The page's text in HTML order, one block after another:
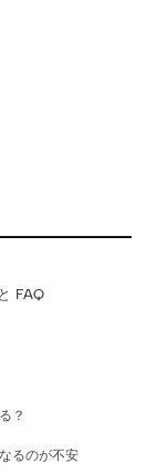
FAQ
？
るのが不安